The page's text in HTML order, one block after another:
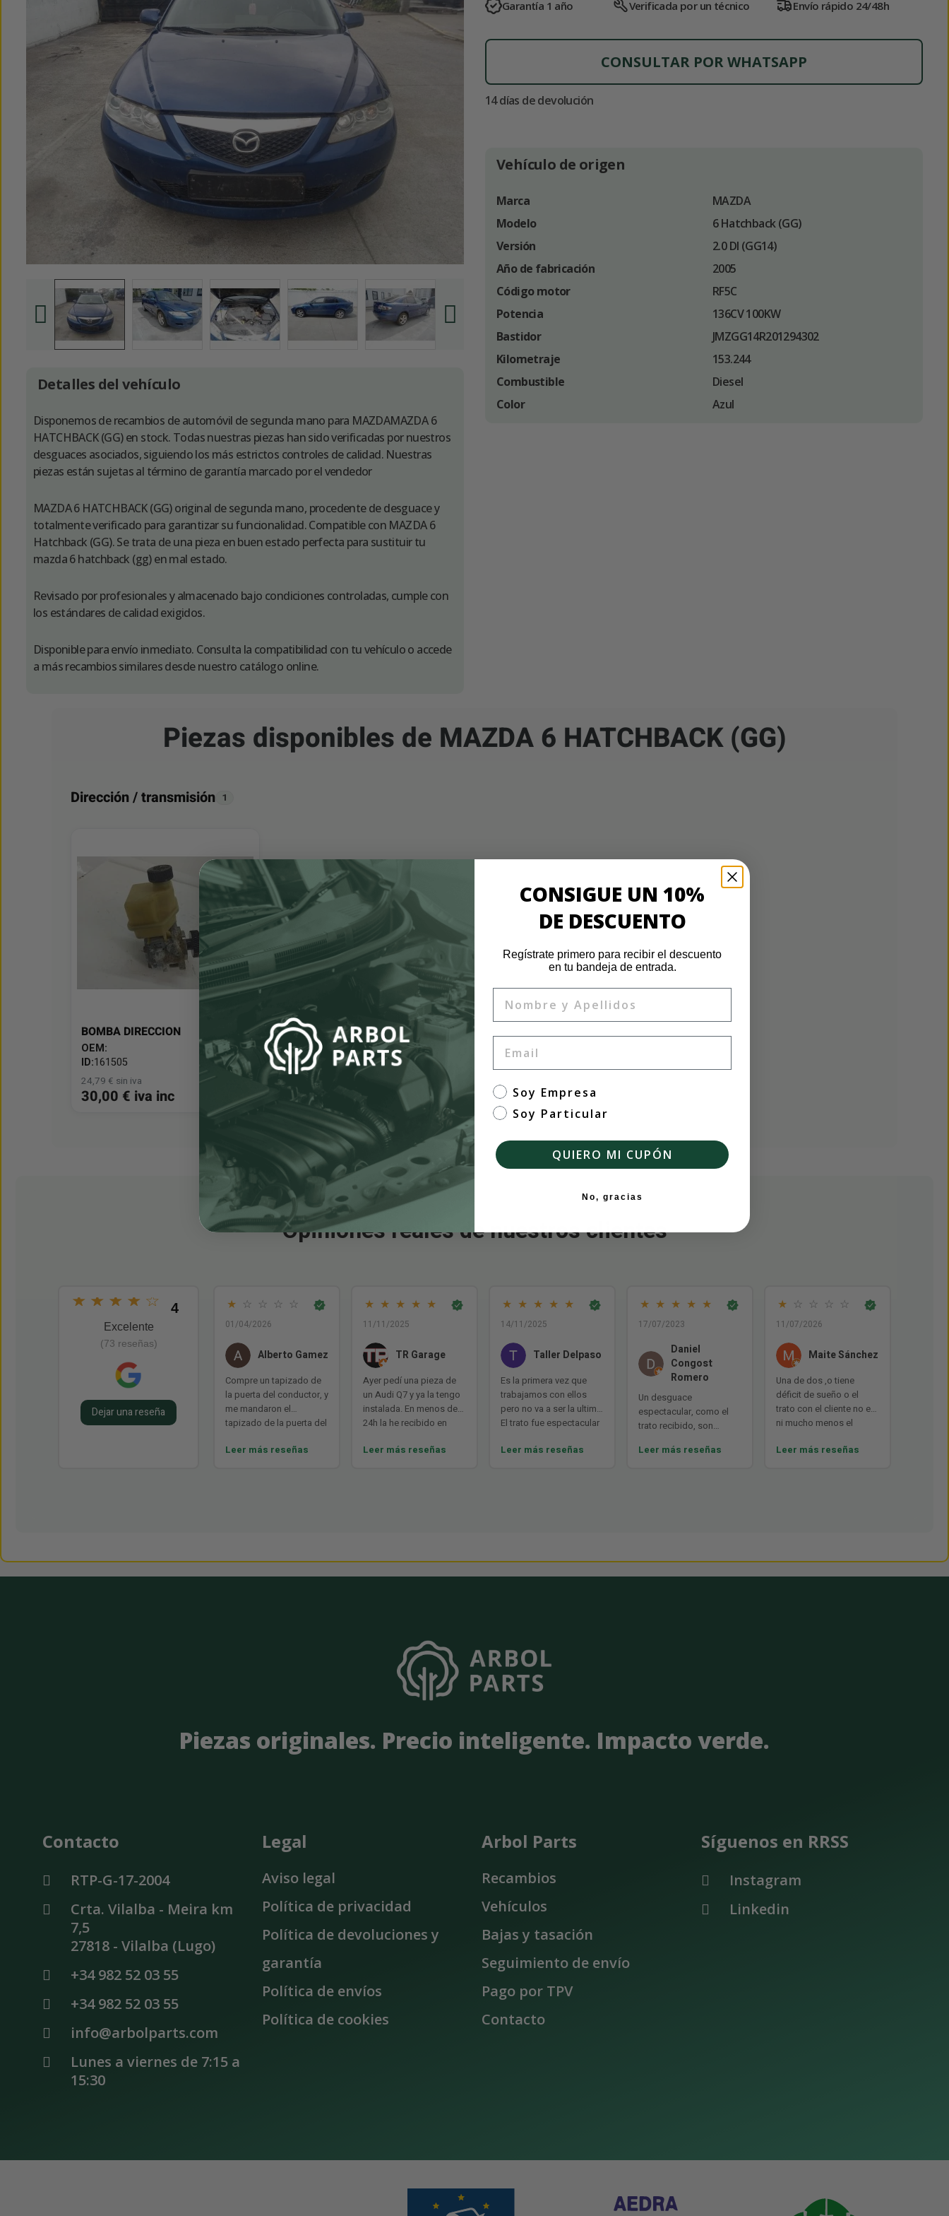
Detalles del vehículo
Disponemos de recambios de automóvil de segunda mano para MAZDAMAZDA 6
HATCHBACK (GG) en stock. Todas nuestras piezas han sido verificadas por nuestros
desguaces asociados, siguiendo los más estrictos controles de calidad. Nuestras
piezas están sujetas al término de garantía marcado por el vendedor
MAZDA 6 HATCHBACK (GG) original de segunda mano, procedente de desguace y
totalmente verificado para garantizar su funcionalidad. Compatible con MAZDA 6
Hatchback (GG). Se trata de una pieza en buen estado perfecta para sustituir tu
mazda 6 hatchback (gg) en mal estado.
Revisado por profesionales y almacenado bajo condiciones controladas, cumple con
los estándares de calidad exigidos.
Disponible para envío inmediato. Consulta la compatibilidad con tu vehículo o accede
a más recambios similares desde nuestro catálogo online.
Garantía 1 año Verificada por un técnico Envío rápido 24/48h
CONSULTAR POR WHATSAPP
14 días de devolución
Vehículo de origen
Marca
MAZDA
Modelo
6 Hatchback (GG)
Versión
2.0 DI (GG14)
Año de fabricación
2005
Código motor
RF5C
Potencia
136CV 100KW
Bastidor
JMZGG14R201294302
Kilometraje
153.244
Combustible
Diesel
Color
Azul
Piezas disponibles de MAZDA 6 HATCHBACK (GG)
Dirección / transmisión 1
BOMBA DIRECCION
OEM:
ID:161505
24,79 € sin iva
30,00 € iva inc
Opiniones reales de nuestros clientes
★ ★ ★ ★ ☆ 4
Excelente
(73 reseñas)
Dejar una reseña
★ ☆ ☆ ☆ ☆
01/04/2026
Alberto Gamez
Compre un tapizado de
la puerta del conductor, y
me mandaron el
tapizado de la puerta del
falta decir nada mas.
Leer más reseñas
★ ★ ★ ★ ★
11/11/2025
TR Garage
Ayer pedí una pieza de
un Audi Q7 y ya la tengo
instalada. En menos de
24h la he recibido en
estado. Un 10 para esta
Leer más reseñas
★ ★ ★ ★ ★
14/11/2025
Taller Delpaso
Es la primera vez que
trabajamos con ellos
pero no va a ser la ultima.
El trato fue espectacular
día a pesar de la
Leer más reseñas
★ ★ ★ ★ ★
17/07/2023
Daniel
Congost
Romero
Un desguace
espectacular, como el
trato recibido, son
amables, precios
vuelvo a necesitar algo
no dudaré en contactar
Leer más reseñas
★ ☆ ☆ ☆ ☆
11/07/2026
Maite Sánchez
Una de dos ,o tiene
déficit de sueño o el
trato con el cliente no es
ni mucho menos el
Leer más reseñas
Piezas originales. Precio inteligente. Impacto verde.
Contacto
RTP-G-17-2004
Crta. Vilalba - Meira km
7,5
27818 - Vilalba (Lugo)
+34 982 52 03 55
+34 982 52 03 55
info@arbolparts.com
Lunes a viernes de 7:15 a
15:30
Legal
Aviso legal
Política de privacidad
Política de devoluciones y
garantía
Política de envíos
Política de cookies
Arbol Parts
Recambios
Vehículos
Bajas y tasación
Seguimiento de envío
Pago por TPV
Contacto
Síguenos en RRSS
Instagram
Linkedin
CONSIGUE UN 10%
DE DESCUENTO
Regístrate primero para recibir el descuento
en tu bandeja de entrada.
tipo de cliente
Soy Empresa
Soy Particular
QUIERO MI CUPÓN
No, gracias